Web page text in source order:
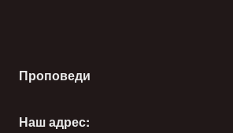
Проповеди
Наш адрес: